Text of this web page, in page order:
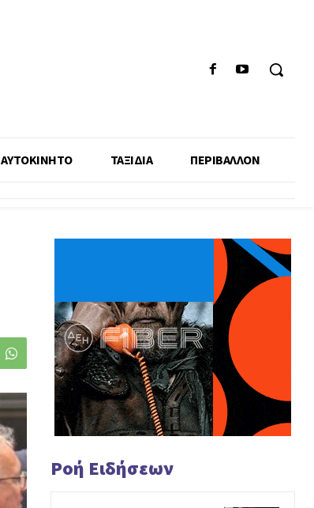
ΑΥΤΟΚΙΝΗΤΟ ΤΑΞΙΔΙΑ ΠΕΡΙΒΑΛΛΟΝ
Ροή Ειδήσεων